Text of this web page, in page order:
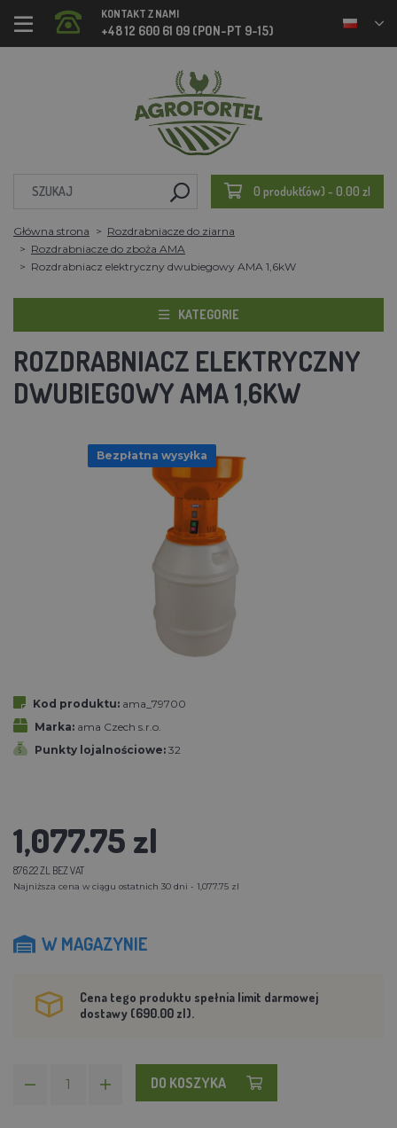
KONTAKT Z NAMI
+48 12 600 61 09 (PON-PT 9-15)
0 produkt(ów) - 0.00 zl
Główna strona
Rozdrabniacze do ziarna
Rozdrabniacze do zboża AMA
Rozdrabniacz elektryczny dwubiegowy AMA 1,6kW
KATEGORIE
ROZDRABNIACZ ELEKTRYCZNY
DWUBIEGOWY AMA 1,6KW
Bezpłatna wysyłka
Kod produktu: ama_79700
Marka: ama Czech s.r.o.
Punkty lojalnościowe: 32
1,077.75 zl
876.22 ZL BEZ VAT
Najniższa cena w ciągu ostatnich 30 dni - 1,077.75 zl
W MAGAZYNIE
Cena tego produktu spełnia limit darmowej
dostawy (690.00 zl).
DO KOSZYKA